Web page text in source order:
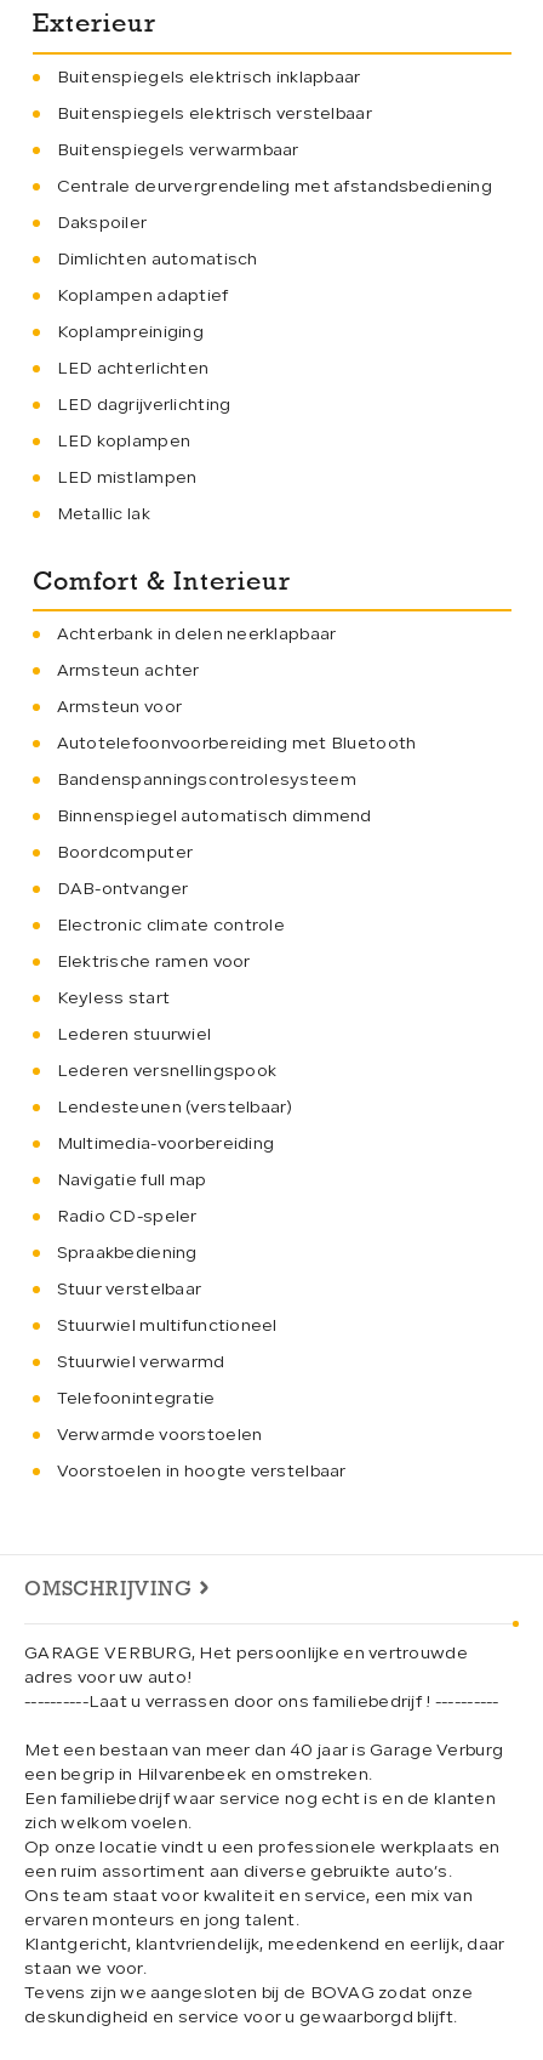
Comfort & Interieur
Achterbank in delen neerklapbaar
Armsteun achter
Armsteun voor
Autotelefoonvoorbereiding met Bluetooth
Bandenspanningscontrolesysteem
Binnenspiegel automatisch dimmend
Boordcomputer
DAB-ontvanger
Electronic climate controle
Elektrische ramen voor
Keyless start
Lederen stuurwiel
Lederen versnellingspook
Lendesteunen (verstelbaar)
Multimedia-voorbereiding
Navigatie full map
Radio CD-speler
Spraakbediening
Stuur verstelbaar
Stuurwiel multifunctioneel
Stuurwiel verwarmd
Telefoonintegratie
Verwarmde voorstoelen
Voorstoelen in hoogte verstelbaar
Exterieur
Buitenspiegels elektrisch inklapbaar
Buitenspiegels elektrisch verstelbaar
Buitenspiegels verwarmbaar
Centrale deurvergrendeling met afstandsbediening
Dakspoiler
Dimlichten automatisch
Koplampen adaptief
Koplampreiniging
LED achterlichten
LED dagrijverlichting
LED koplampen
LED mistlampen
Metallic lak
OMSCHRIJVING
GARAGE VERBURG, Het persoonlijke en vertrouwde
adres voor uw auto!
----------Laat u verrassen door ons familiebedrijf ! ----------
Met een bestaan van meer dan 40 jaar is Garage Verburg
een begrip in Hilvarenbeek en omstreken.
Een familiebedrijf waar service nog echt is en de klanten
zich welkom voelen.
Op onze locatie vindt u een professionele werkplaats en
een ruim assortiment aan diverse gebruikte auto’s.
Ons team staat voor kwaliteit en service, een mix van
ervaren monteurs en jong talent.
Klantgericht, klantvriendelijk, meedenkend en eerlijk, daar
staan we voor.
Tevens zijn we aangesloten bij de BOVAG zodat onze
deskundigheid en service voor u gewaarborgd blijft.